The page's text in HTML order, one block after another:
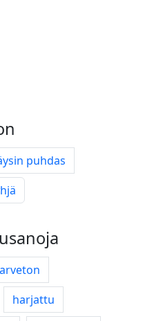
puhdas
arveton
harjattu